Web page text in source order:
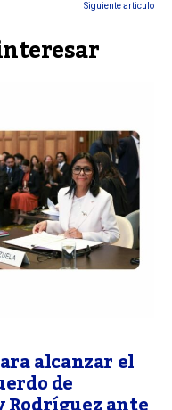
Siguiente articulo
alcanzar el
de